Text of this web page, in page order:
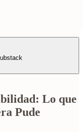
Lo que
Pude